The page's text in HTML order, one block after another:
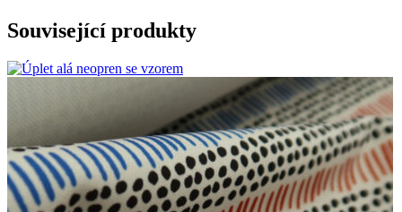
Související produkty